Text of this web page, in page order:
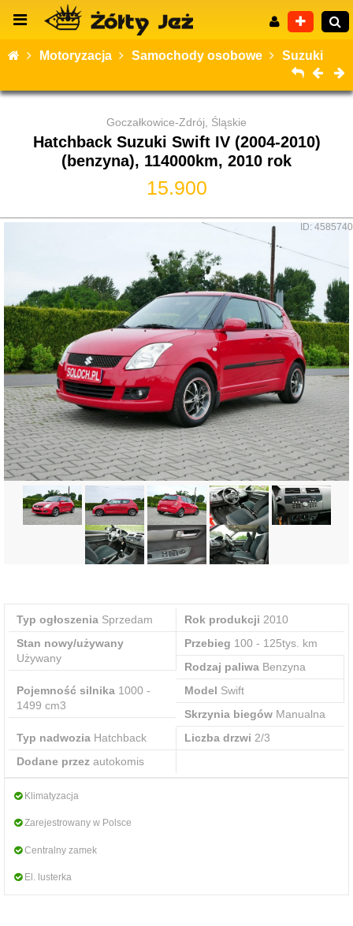
Wyszukiwanie zaawansowane
Motoryzacja Samochody osobowe Suzuki
Goczałkowice-Zdrój, Śląskie
Hatchback Suzuki Swift IV (2004-2010)
(benzyna), 114000km, 2010 rok
15.900
ID: 4585740
Typ ogłoszenia Sprzedam Rok produkcji 2010
Stan nowy/używany
Używany
Przebieg 100 - 125tys. km
Rodzaj paliwa Benzyna
Pojemność silnika 1000 -
1499 cm3
Model Swift
Skrzynia biegów Manualna
Typ nadwozia Hatchback Liczba drzwi 2/3
Dodane przez autokomis
Klimatyzacja
Zarejestrowany w Polsce
Centralny zamek
El. lusterka